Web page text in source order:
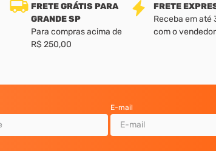
FRETE GRÁTIS PARA
GRANDE SP
Para compras acima de
R$ 250,00
FRETE
Receba em até
com o vendedor
E-mail